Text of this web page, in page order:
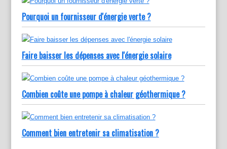
Pourquoi un fournisseur d'énergie verte ?
Faire baisser les dépenses avec l'énergie solaire
Combien coûte une pompe à chaleur géothermique ?
Comment bien entretenir sa climatisation ?